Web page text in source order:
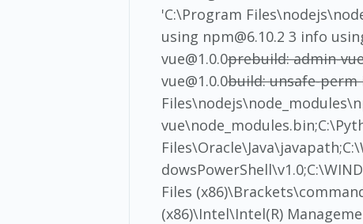
'C:\Program
using npm@6.10.2 3 info
vue@1.0.0prebuild: admin-
vue@1.0.0build: unsafe-perm
Files
(x86)\Intel\Intel(R)